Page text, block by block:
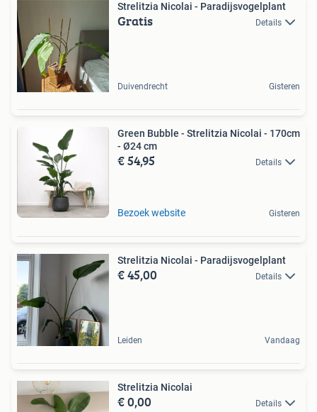
Strelitzia Nicolai - Paradijsvogelplant
Gratis Details
Duivendrecht Gisteren
Green Bubble - Strelitzia Nicolai - 170cm
- Ø24 cm
€ 54,95 Details
Bezoek website Gisteren
Strelitzia Nicolai - Paradijsvogelplant
€ 45,00 Details
Leiden Vandaag
Strelitzia Nicolai
€ 0,00 Details